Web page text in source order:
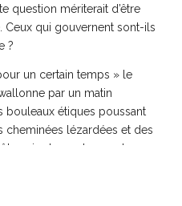
question mériterait d’être
Ceux qui gouvernent sont-ils
?
un certain temps » le
par un matin
bouleaux étiques poussant
cheminées lézardées et des
envie de se changer les